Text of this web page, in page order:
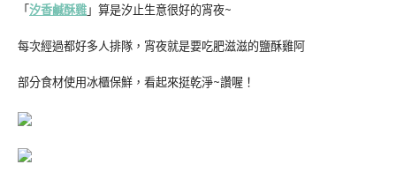
「汐香鹹酥雞」算是汐止生意很好的宵夜~
每次經過都好多人排隊，宵夜就是要吃肥滋滋的鹽酥雞阿
部分食材使用冰櫃保鮮，看起來挺乾淨~讚喔！